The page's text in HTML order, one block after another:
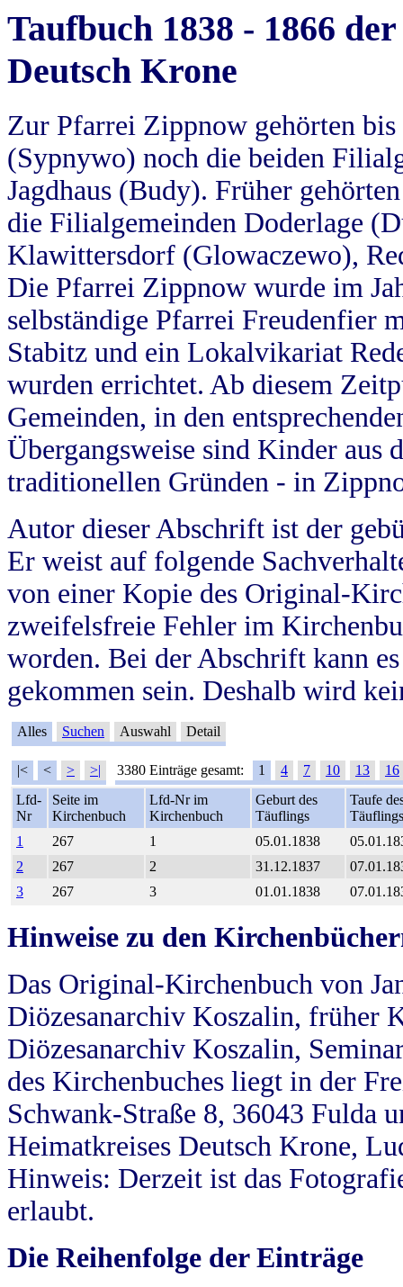
Taufbuch 1838 - 1866
Deutsch Krone
Zur Pfarrei Zippnow gehörten
(Sypnywo) noch die beiden
Jagdhaus (Budy). Früher
die Filialgemeinden Doderlage
Klawittersdorf (Glowaczewo),
Die Pfarrei Zippnow wurde im
selbständige Pfarrei Freudenfier
Stabitz und ein Lokalvikariat
wurden errichtet. Ab diesem
Gemeinden, in den
Übergangsweise sind Kinder aus
traditionellen Gründen - in
Autor dieser Abschrift ist der
Er weist auf folgende
von einer Kopie des Original-
zweifelsfreie Fehler im
worden. Bei der Abschrift kann
gekommen sein. Deshalb wird
Alles Suchen Auswahl Detail
|< < > >| 3380 Einträge gesamt: 1 4 7 10 13
16
Lfd-
Nr
Seite im
Kirchenbuch
Lfd-Nr im
Kirchenbuch
Geburt des
Täuflings
Taufe
Täuflings
1
267 1 05.01.1838
2
267 2 31.12.1837
3
267 3 01.01.1838
Hinweise zu den
Das Original-Kirchenbuch von
Diözesanarchiv Koszalin, früher
Diözesanarchiv Koszalin,
des Kirchenbuches liegt in der
Schwank-Straße 8, 36043 Fulda
Heimatkreises Deutsch Krone,
Hinweis: Derzeit ist das
erlaubt.
Die Reihenfolge der Einträge